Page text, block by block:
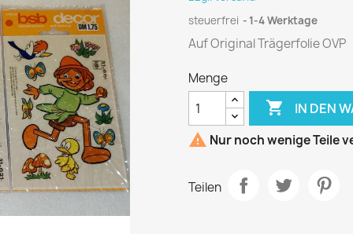
steuerfrei
1-4 Werktage
Auf Original Trägerfolie OVP
Menge
 IN DEN
 Nur noch wenige Teile
Teilen